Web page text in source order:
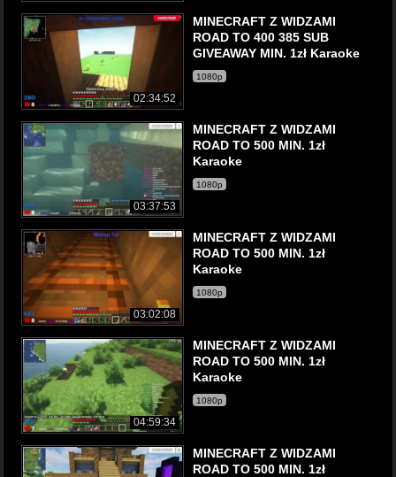
02:34:52
MINECRAFT Z WIDZAMI
ROAD TO 400 385 SUB
GIVEAWAY MIN. 1zł Karaoke
1080p
03:37:53
MINECRAFT Z WIDZAMI
ROAD TO 500 MIN. 1zł
Karaoke
1080p
03:02:08
MINECRAFT Z WIDZAMI
ROAD TO 500 MIN. 1zł
Karaoke
1080p
04:59:34
MINECRAFT Z WIDZAMI
ROAD TO 500 MIN. 1zł
Karaoke
1080p
MINECRAFT Z WIDZAMI
ROAD TO 500 MIN. 1zł